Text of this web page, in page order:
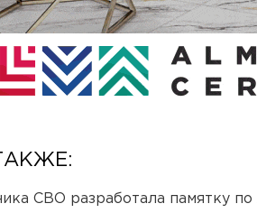
СВО разработала памятку